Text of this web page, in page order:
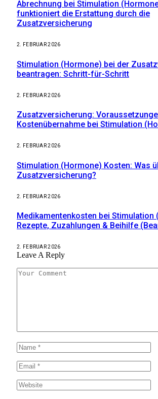
Abrechnung bei Stimulation
funktioniert die Erstattung durch die
Zusatzversicherung
2. FEBRUAR 2026
Stimulation (Hormone) bei der
beantragen: Schritt-für-Schritt
2. FEBRUAR 2026
Zusatzversicherung:
Kostenübernahme bei Stimulation
2. FEBRUAR 2026
Stimulation (Hormone) Kosten: Was
Zusatzversicherung?
2. FEBRUAR 2026
Medikamentenkosten bei Stimulation
Rezepte, Zuzahlungen & Beihilfe
2. FEBRUAR 2026
Leave A Reply